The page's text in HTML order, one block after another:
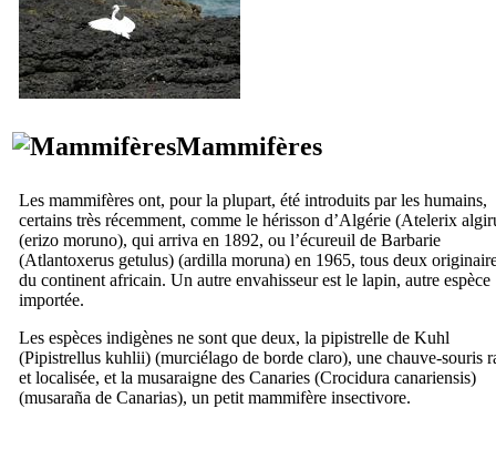
Mammifères
Les mammifères ont, pour la plupart, été introduits par les humains,
certains très récemment, comme le hérisson d’Algérie (Atelerix
(erizo moruno), qui arriva en 1892, ou l’écureuil de Barbarie
(Atlantoxerus getulus) (ardilla moruna) en 1965, tous deux
du continent africain. Un autre envahisseur est le lapin, autre espèce
importée.
Les espèces indigènes ne sont que deux, la pipistrelle de Kuhl
(Pipistrellus kuhlii) (murciélago de borde claro), une chauve-souris
et localisée, et la musaraigne des Canaries (Crocidura canariensis)
(musaraña de Canarias), un petit mammifère insectivore.